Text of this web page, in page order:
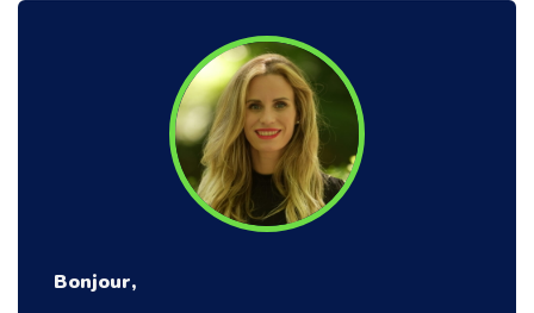
Bonjour,